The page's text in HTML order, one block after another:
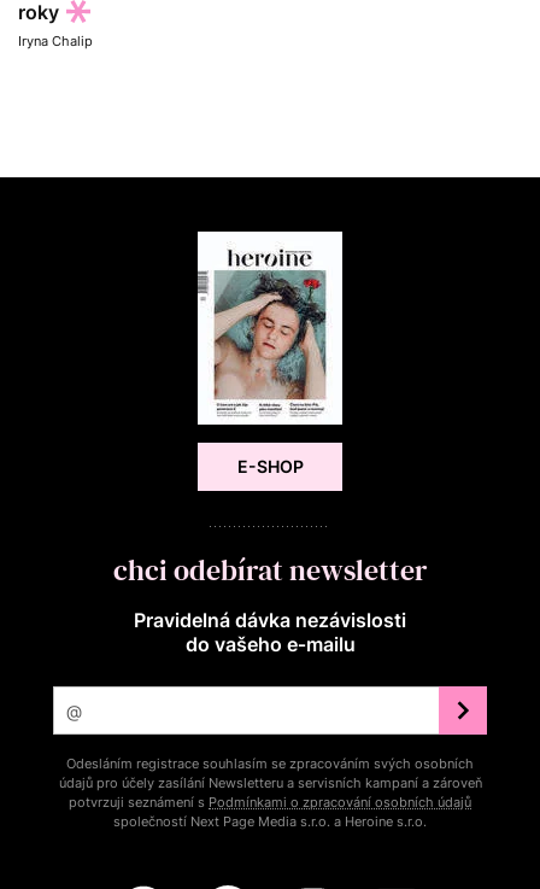
roky
Iryna Chalip
E-SHOP
chci odebírat newsletter
Pravidelná dávka nezávislosti
do vašeho e‑mailu
Odesláním registrace souhlasím se zpracováním svých osobních
údajů pro účely zasílání Newsletteru a servisních kampaní a zároveň
potvrzuji seznámení s Podmínkami o zpracování osobních údajů
společností Next Page Media s.r.o. a Heroine s.r.o.